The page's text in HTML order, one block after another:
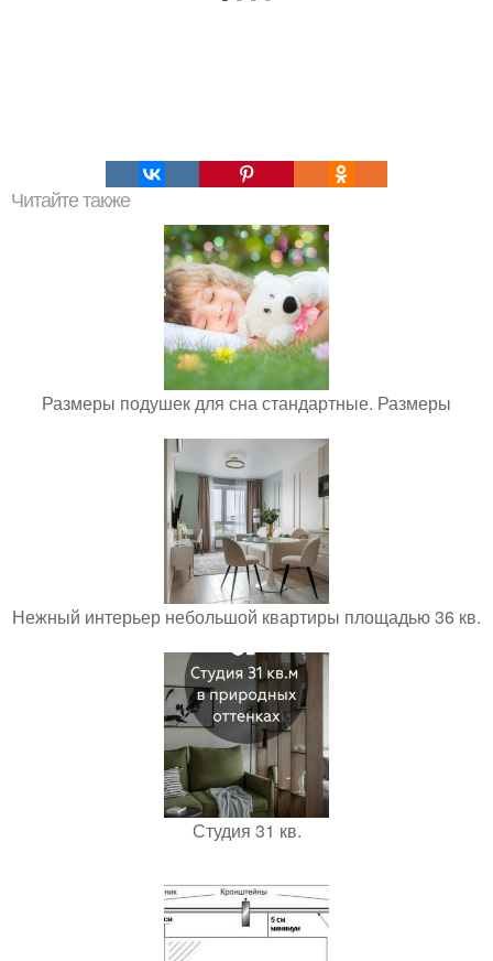
Читайте также
Размеры подушек для сна стандартные. Размеры
Нежный интерьер небольшой квартиры площадью 36 кв.
Студия 31 кв.